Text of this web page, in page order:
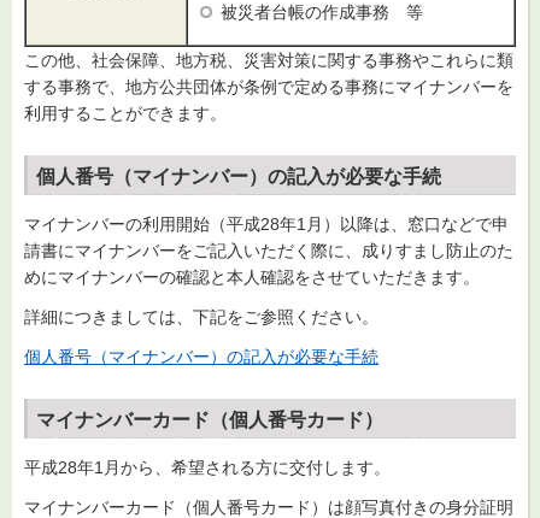
被災者台帳の作成事務 等
この他、社会保障、地方税、災害対策に関する事務やこれらに類
する事務で、地方公共団体が条例で定める事務にマイナンバーを
利用することができます。
個人番号（マイナンバー）の記入が必要な手続
マイナンバーの利用開始（平成28年1月）以降は、窓口などで申
請書にマイナンバーをご記入いただく際に、成りすまし防止のた
めにマイナンバーの確認と本人確認をさせていただきます。
詳細につきましては、下記をご参照ください。
個人番号（マイナンバー）の記入が必要な手続
マイナンバーカード（個人番号カード）
平成28年1月から、希望される方に交付します。
マイナンバーカード（個人番号カード）は顔写真付きの身分証明